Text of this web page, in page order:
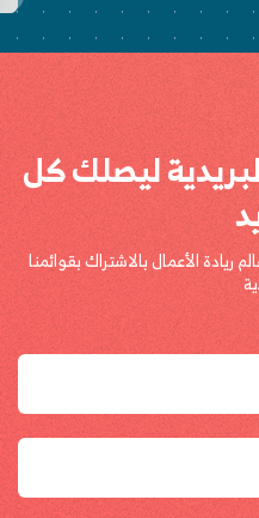
ليصلك كل
الأعمال بالاشتراك بقوائمنا